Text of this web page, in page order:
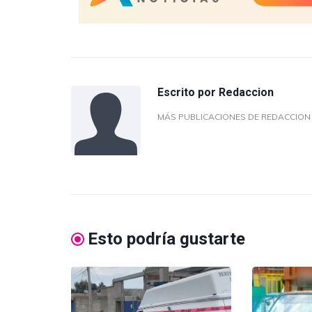
Escrito por Redaccion
MÁS PUBLICACIONES DE REDACCION
Esto podría gustarte